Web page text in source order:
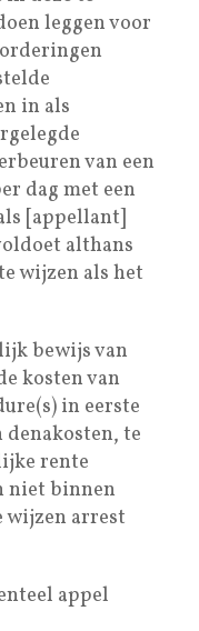
leggen voor
in als
van een
dag met een
[appellant]
althans
wijzen als het
bewijs van
kosten van
in eerste
denakosten, te
rente
niet binnen
wijzen arrest
appel